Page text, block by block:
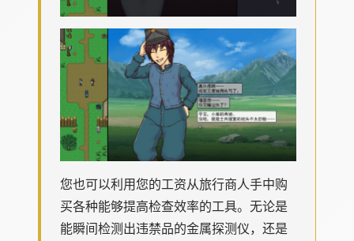
您也可以利用您的工资从旅行商人手中购
买各种能够提高检查效率的工具。无论是
能瞬间检测出违禁品的金属探测仪，还是